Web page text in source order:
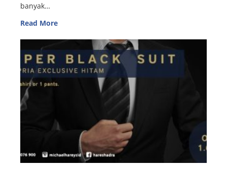
banyak…
Read More